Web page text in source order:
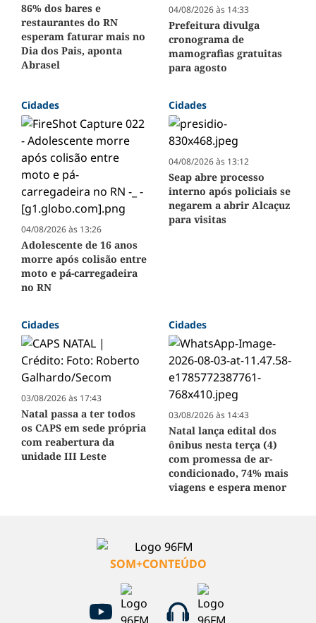
86% dos bares e
restaurantes do RN
esperam faturar mais no
Dia dos Pais, aponta
Abrasel
04/08/2026 às 14:33
Prefeitura divulga
cronograma de
mamografias gratuitas
para agosto
Cidades
04/08/2026 às 13:26
Adolescente de 16 anos
morre após colisão entre
moto e pá-carregadeira
no RN
Cidades
04/08/2026 às 13:12
Seap abre processo
interno após policiais se
negarem a abrir Alcaçuz
para visitas
Cidades
03/08/2026 às 17:43
Natal passa a ter todos
os CAPS em sede própria
com reabertura da
unidade III Leste
Cidades
03/08/2026 às 14:43
Natal lança edital dos
ônibus nesta terça (4)
com promessa de ar-
condicionado, 74% mais
viagens e espera menor
SOM+CONTEÚDO